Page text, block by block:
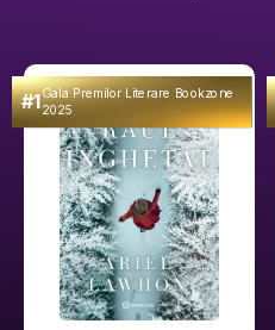
#1Gala Premilor Literare Bookzone
2025